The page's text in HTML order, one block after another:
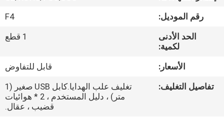
المعمل
مراقبة
الجودة
رقم الموديل:
F4
الحد الأدنى
لكمية:
1 قطع
الأسعار:
قابل للتفاوض
تفاصيل التغليف:
تغليف علب الهدايا.كابل USB صغير (1
متر) ، دليل المستخدم ، 2 * هوائيات
قضيب ، عقال.